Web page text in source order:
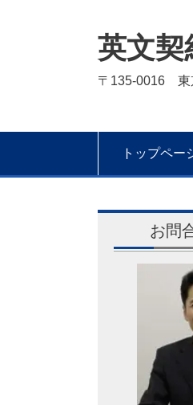
英文
〒135-0016 東
トップペー
お問